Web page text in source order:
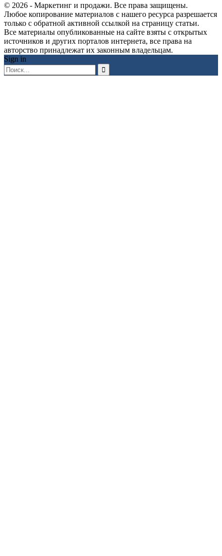
© 2026 - Маркетинг и продажи. Все права защищены.
Любое копирование материалов с нашего ресурса разрешается
только с обратной активной ссылкой на страницу статьи.
Все материалы опубликованные на сайте взяты с открытых
источников и других порталов интернета, все права на
авторство принадлежат их законным владельцам.
Sign in